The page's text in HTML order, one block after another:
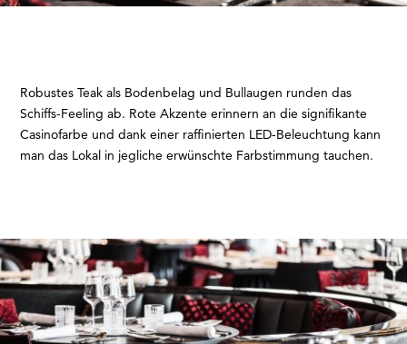
Robustes Teak als Bodenbelag und Bullaugen runden das
Schiffs-Feeling ab. Rote Akzente erinnern an die signifikante
Casinofarbe und dank einer raffinierten LED-Beleuchtung kann
man das Lokal in jegliche erwünschte Farbstimmung tauchen.